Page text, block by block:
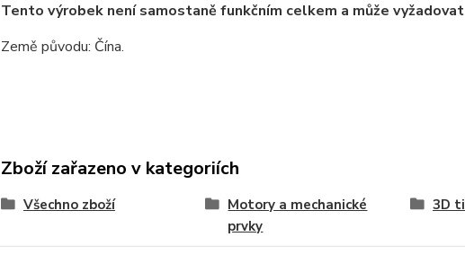
Tento výrobek není samostaně funkčním celkem a může
Země původu: Čína.
Zboží zařazeno v kategoriích
Všechno zboží
Motory a mechanické
prvky
3D